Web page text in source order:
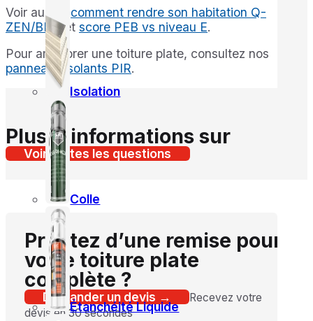
Isolation
Colle
Étanchéité Liquide
Voir aussi : comment rendre son habitation Q-
ZEN/BENet score PEB vs niveau E.
Pour améliorer une toiture plate, consultez nos
panneaux isolants PIR.
Plus d’informations sur
Voir toutes les questions
Profitez d’une remise pour
votre toiture plate
complète ?
Demander un devis →
Recevez votre
devis en 30 secondes